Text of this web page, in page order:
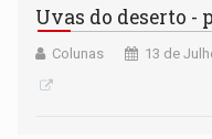
Uvas do deserto -
Colunas 13 de